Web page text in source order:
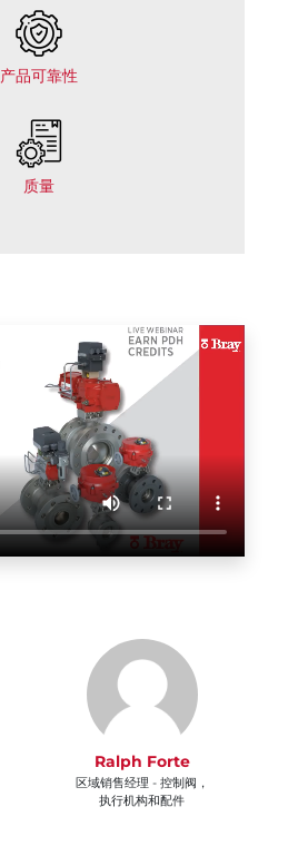
产品可靠性
质量
Ralph Forte
区域销售经理 - 控制阀，
执行机构和配件